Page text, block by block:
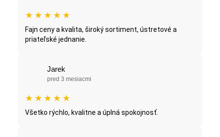
★ ★ ★ ★ ★
Fajn ceny a kvalita, široký sortiment, ústretové a
priateľské jednanie.
Jarek
pred 3 mesiacmi
★ ★ ★ ★ ★
Všetko rýchlo, kvalitne a úplná spokojnosť.